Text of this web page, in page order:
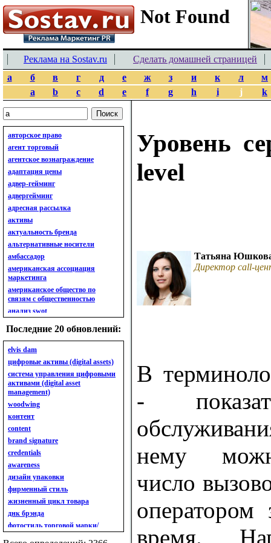
Реклама на Sostav.ru
Сделать домашней страницей
а
б в г д е ж з и к л
м
a
b c d e f g h i j k
авторское право
агент торговый
агентское вознаграждение
адаптация цены
адвер-гейминг
адвергейминг
адресная рассылка
активы
актуальность бренда
альтернативные носители
амбассадор
американская ассоциация
маркетинга
американское общество по
связям с общественностью
анализ swot
анализ бизнес-портфеля
анализ имиджа
анализ кластерный
анализ конкурентов
анализ кросс-культурных
особенностей
анализ мак кинси «7s»
анализ макросистемы
анализ маркетинговый
анализ рынка
анализ ситуационный
анализ экспертный
индивидуальный
анкета
ассортимент
ассортимент товарный.
планирование товарного
ассортимента
ассортимент. глубина
Последние 20 обновлений:
elvis dam
цифровые активы (digital assets)
система управления цифровыми
активами (digital asset
management)
woodwing
контент
content
brand signature
credentials
awareness
дизайн упаковки
фирменный стиль
жизненный цикл товара
днк брэнда
фотостиль торговой марки/
линейки продукции
Уровень
level
Татьяна
Директор call-
В
-
нему
число
оператором
время.